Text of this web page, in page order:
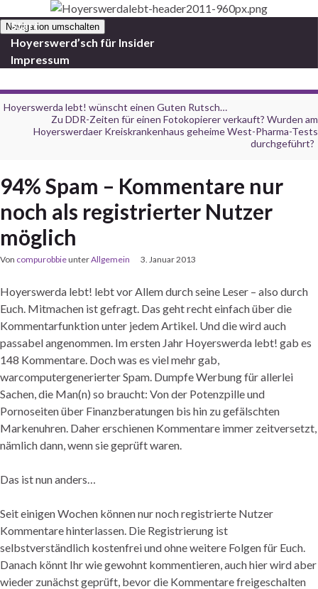
Navigation umschalten
Start
Hoyerswerd’sch für Insider
Impressum
Hoyerswerda lebt! wünscht einen Guten Rutsch…
Zu DDR-Zeiten für einen Fotokopierer verkauft? Wurden am
Hoyerswerdaer Kreiskrankenhaus geheime West-Pharma-Tests
durchgeführt?
94% Spam – Kommentare nur
noch als registrierter Nutzer
möglich
Von compurobbieunterAllgemein 3. Januar 2013
Hoyerswerda lebt! lebt vor Allem durch seine Leser – also durch
Euch. Mitmachen ist gefragt. Das geht recht einfach über die
Kommentarfunktion unter jedem Artikel. Und die wird auch
passabel angenommen. Im ersten Jahr Hoyerswerda lebt! gab es
148 Kommentare. Doch was es viel mehr gab,
warcomputergenerierter Spam. Dumpfe Werbung für allerlei
Sachen, die Man(n) so braucht: Von der Potenzpille und
Pornoseiten über Finanzberatungen bis hin zu gefälschten
Markenuhren. Daher erschienen Kommentare immer zeitversetzt,
nämlich dann, wenn sie geprüft waren.
Das ist nun anders…
Seit einigen Wochen können nur noch registrierte Nutzer
Kommentare hinterlassen. Die Registrierung ist
selbstverständlich kostenfrei und ohne weitere Folgen für Euch.
Danach könnt Ihr wie gewohnt kommentieren, auch hier wird aber
wieder zunächst geprüft, bevor die Kommentare freigeschalten